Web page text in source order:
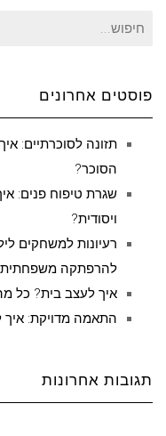
חיפוש
פוסטים אחרונים
תזונה לסוכרתיים:
הסוכר?
שגרת טיפוח פנים:
ויסודית?
רעיונות למשחקים
להרפתקה
איך לעצב בית? כל
התאמה מדויקת: איך
תגובות אחרונות